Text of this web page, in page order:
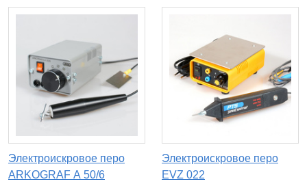
Электроискровое перо
ARKOGRAF А 50/6
Электроискровое перо
EVZ 022